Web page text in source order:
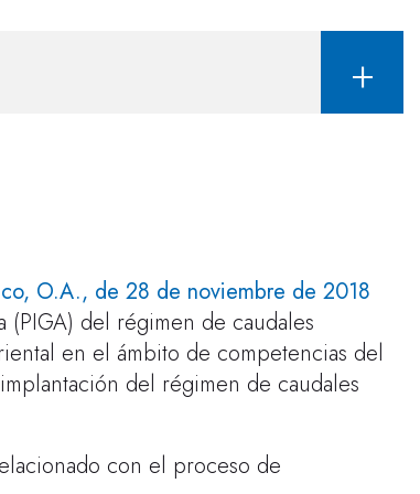
O.A., de 28 de noviembre de 2018
(PIGA) del régimen de caudales
en el ámbito de competencias del
del régimen de caudales
con el proceso de